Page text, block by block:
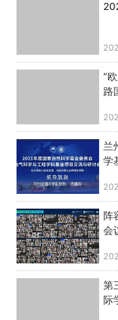
“
路
举
兰
学
阵
会
港
第
际